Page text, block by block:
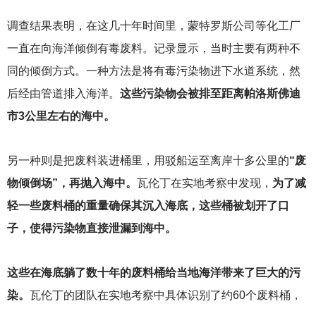
调查结果表明，在这几十年时间里，蒙特罗斯公司等化工厂
一直在向海洋倾倒有毒废料。记录显示，当时主要有两种不
同的倾倒方式。一种方法是将有毒污染物进下水道系统，然
后经由管道排入海洋。 这些污染物会被排至距离帕洛斯佛迪
市3公里左右的海中。
另一种则是把废料装进桶里，用驳船运至离岸十多公里的“废
物倾倒场”，再抛入海中。 瓦伦丁在实地考察中发现， 为了减
轻一些废料桶的重量确保其沉入海底，这些桶被划开了口
子，使得污染物直接泄漏到海中。
这些在海底躺了数十年的废料桶给当地海洋带来了巨大的污
染。 瓦伦丁的团队在实地考察中具体识别了约60个废料桶，